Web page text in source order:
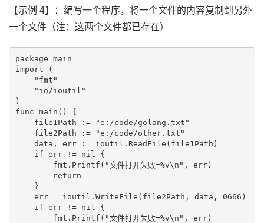
【示例 4】：编写一个程序，将一个文件的内容复制到另外
一个文件（注：这两个文件都已存在）
package main
import (
    "fmt"
    "io/ioutil"
)
func main() {
    file1Path := "e:/code/golang.txt"
    file2Path := "e:/code/other.txt"
    data, err := ioutil.ReadFile(file1Path)
    if err != nil {
        fmt.Printf("文件打开失败=%v\n", err)
        return
    }
    err = ioutil.WriteFile(file2Path, data, 0666)
    if err != nil {
        fmt.Printf("文件打开失败=%v\n", err)